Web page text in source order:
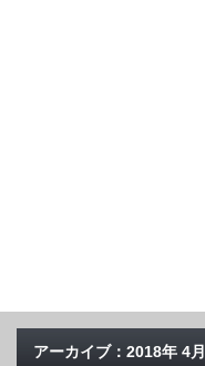
アーカイブ：2018年 4月